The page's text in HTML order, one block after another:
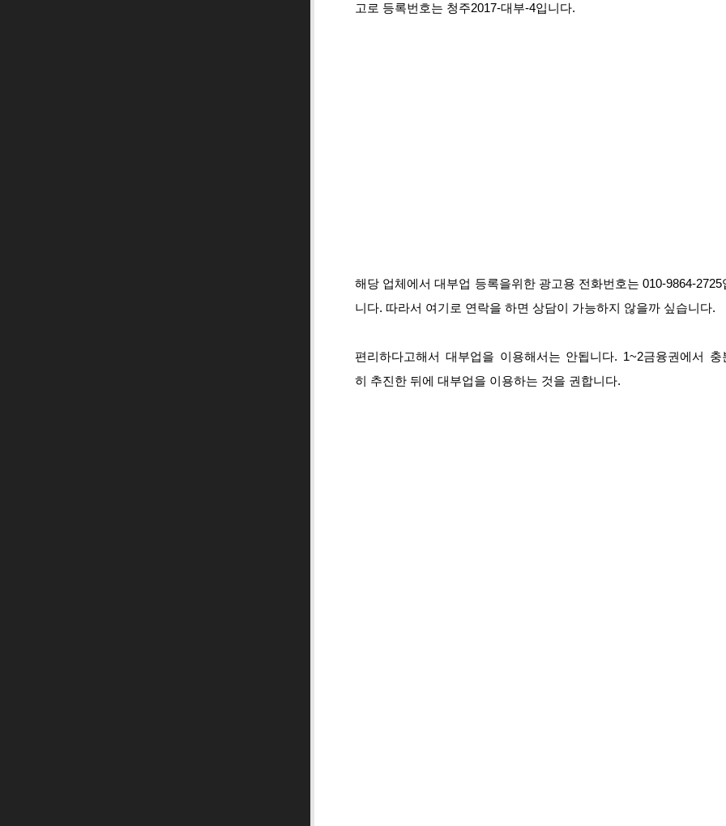
고로 등록번호는 청주2017-대부-4입니다.
해당 업체에서 대부업 등록을위한 광고용 전화번호는 010-9864-2725
니다. 따라서 여기로 연락을 하면 상담이 가능하지 않을까 싶습니다.
편리하다고해서 대부업을 이용해서는 안됩니다. 1~2금융권에서 충
히 추진한 뒤에 대부업을 이용하는 것을 권합니다.